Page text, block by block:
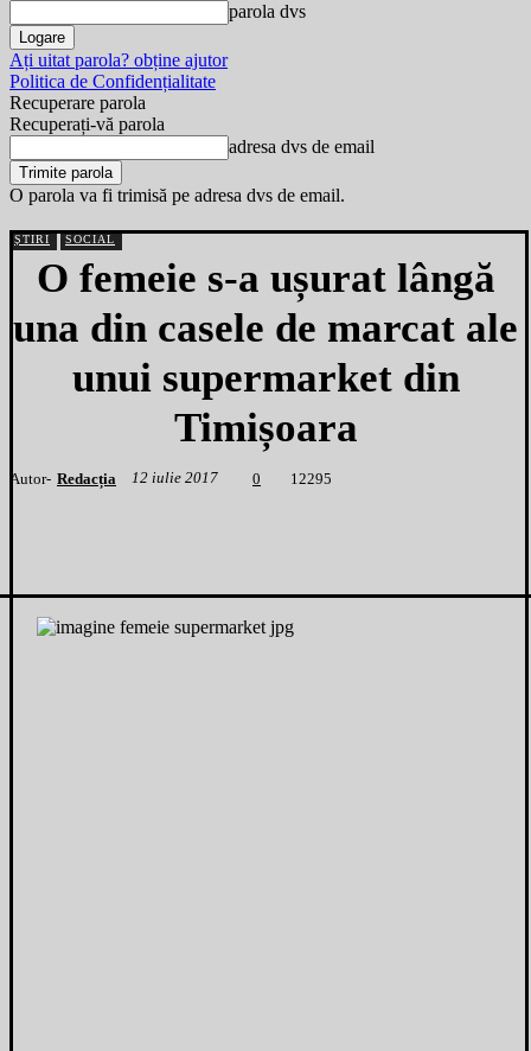
parola dvs
Ați uitat parola? obține ajutor
Politica de Confidențialitate
Recuperare parola
Recuperați-vă parola
adresa dvs de email
O parola va fi trimisă pe adresa dvs de email.
ȘTIRI SOCIAL
O femeie s-a ușurat lângă
una din casele de marcat ale
unui supermarket din
Timișoara
Autor- Redacția 12 iulie 2017 0 1 2295